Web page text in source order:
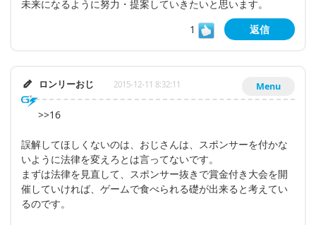
未来になるように努力・提案していきたいと思います。
1
返信
Menu
ロンリーおじ 2015-12-11 8:32:11
>>16
誤解してほしくないのは、おじさんは、スポンサーを付かな
いように法律を変えろとは言ってないです。
まずは法律を見直して、スポンサー抜きで賞金付き大会を開
催していければ、ゲームで食べられる礎が出来ると考えてい
るのです。